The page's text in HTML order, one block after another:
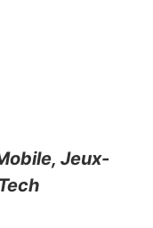
Jeux-